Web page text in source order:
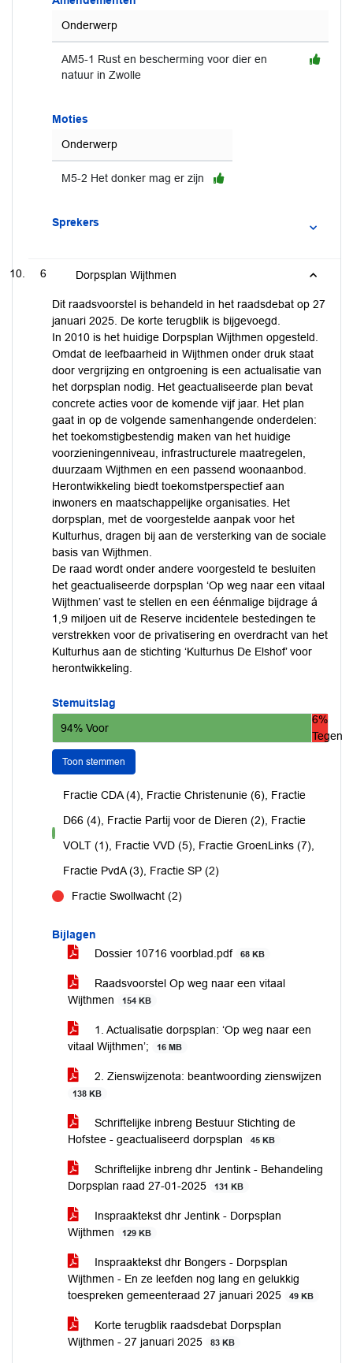
Onderwerp
AM5-1 Rust en bescherming voor dier en
natuur in Zwolle
Moties
Onderwerp
M5-2 Het donker mag er zijn
Sprekers
6 Dorpsplan Wijthmen
Dit raadsvoorstel is behandeld in het raadsdebat op 27
januari 2025. De korte terugblik is bijgevoegd.
In 2010 is het huidige Dorpsplan Wijthmen opgesteld.
Omdat de leefbaarheid in Wijthmen onder druk staat
door vergrijzing en ontgroening is een actualisatie van
het dorpsplan nodig. Het geactualiseerde plan bevat
concrete acties voor de komende vijf jaar. Het plan
gaat in op de volgende samenhangende onderdelen:
het toekomstigbestendig maken van het huidige
voorzieningenniveau, infrastructurele maatregelen,
duurzaam Wijthmen en een passend woonaanbod.
Herontwikkeling biedt toekomstperspectief aan
inwoners en maatschappelijke organisaties. Het
dorpsplan, met de voorgestelde aanpak voor het
Kulturhus, dragen bij aan de versterking van de sociale
basis van Wijthmen.
De raad wordt onder andere voorgesteld te besluiten
het geactualiseerde dorpsplan ‘Op weg naar een vitaal
Wijthmen’ vast te stellen en een éénmalige bijdrage á
1,9 miljoen uit de Reserve incidentele bestedingen te
verstrekken voor de privatisering en overdracht van het
Kulturhus aan de stichting ‘Kulturhus De Elshof’ voor
herontwikkeling.
Stemuitslag
94% Voor
6%
Tegen
Toon stemmen
voor
Fractie CDA (4), Fractie Christenunie (6), Fractie
D66 (4), Fractie Partij voor de Dieren (2), Fractie
VOLT (1), Fractie VVD (5), Fractie GroenLinks (7),
Fractie PvdA (3), Fractie SP (2)
Fractie Swollwacht (2)
Bijlagen
Dossier 10716 voorblad.pdf
68 KB
Raadsvoorstel Op weg naar een vitaal
Wijthmen
154 KB
1. Actualisatie dorpsplan: ‘Op weg naar een
vitaal Wijthmen’;
16 MB
2. Zienswijzenota: beantwoording zienswijzen
138 KB
Schriftelijke inbreng Bestuur Stichting de
Hofstee - geactualiseerd dorpsplan
45 KB
Schriftelijke inbreng dhr Jentink - Behandeling
Dorpsplan raad 27-01-2025
131 KB
Inspraaktekst dhr Jentink - Dorpsplan
Wijthmen
129 KB
Inspraaktekst dhr Bongers - Dorpsplan
Wijthmen - En ze leefden nog lang en gelukkig
toespreken gemeenteraad 27 januari 2025
49 KB
Korte terugblik raadsdebat Dorpsplan
Wijthmen - 27 januari 2025
83 KB